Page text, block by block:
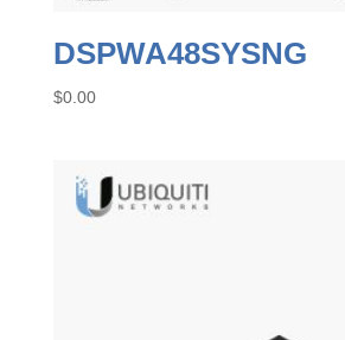
DSPWA48SYSNG
$0.00